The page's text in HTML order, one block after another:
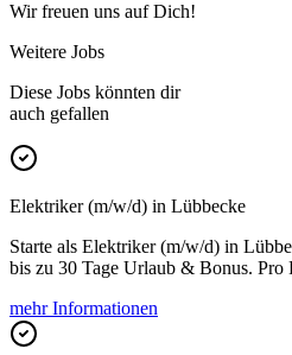
Wir freuen uns auf Dich!
Weitere Jobs
Diese Jobs könnten dir
auch gefallen
Elektriker (m/w/d) in Lübbecke
Starte als Elektriker (m/w/d) in
bis zu 30 Tage Urlaub & Bonus. Pro
mehr Informationen